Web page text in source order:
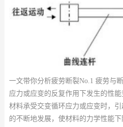
一文带你分析疲劳断裂No.1 疲劳与
应力或应变的反复作用下发生的性能
材料承受交变循环应力或应变时，
的不断地发展，使材料的力学性能